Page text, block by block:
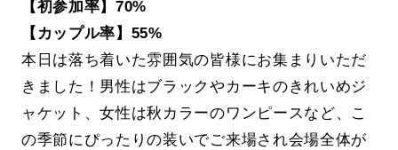
【初参加率】70%
【カップル率】55%
本日は落ち着いた雰囲気の皆様にお集まりいただ
きました！男性はブラックやカーキのきれいめジ
ャケット、女性は秋カラーのワンピースなど、こ
の季節にぴったりの装いでご来場され会場全体が